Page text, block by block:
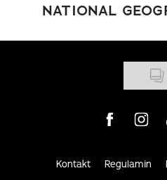
NATIONAL
Visit us on
Visit
Kontakt Regulamin